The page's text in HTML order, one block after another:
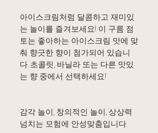
아이스크림처럼 달콤하고 재미있
는 놀이를 즐겨보세요! 이 구름 점
토는 좋아하는 아이스크림 맛에 맞
춰 향긋한 향이 첨가되어 있습니
다. 초콜릿, 바닐라 또는 다른 맛있
는 향 중에서 선택하세요!
감각 놀이, 창의적인 놀이, 상상력
넘치는 모험에 안성맞춤입니다.